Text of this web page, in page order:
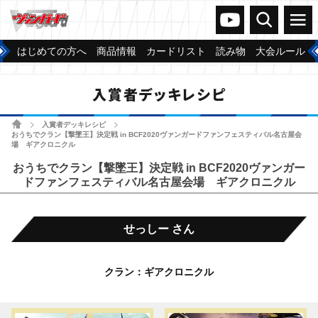
ヴァンガードch
検索 メニュー
はじめての方へ 商品情報 カードリスト 読み物 大会ルール
入賞者デッキレシピ
ホーム 入賞者デッキレシピ
おうちでクラン【撃墜王】決定戦 in BCF2020ヴァンガードファンフェスティバル名古屋会
場 ギアクロニクル
おうちでクラン【撃墜王】決定戦 in BCF2020ヴァンガー
ドファンフェスティバル名古屋会場 ギアクロニクル
せっしー さん
クラン：ギアクロニクル